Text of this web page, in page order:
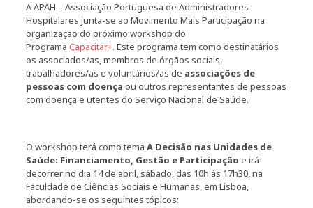
A APAH – Associação Portuguesa de Administradores
Hospitalares junta-se ao Movimento Mais Participação na
organização do próximo workshop do
Programa Capacitar+. Este programa tem como destinatários
os associados/as, membros de órgãos sociais,
trabalhadores/as e voluntários/as de associações de
pessoas com doença ou outros representantes de pessoas
com doença e utentes do Serviço Nacional de Saúde.
O workshop terá como tema A Decisão nas Unidades de
Saúde: Financiamento, Gestão e Participação​ e irá
decorrer no dia 14 de​ abril,​ sábado, das 10h às 17h30, na
Faculdade de Ciências Sociais e Humanas, em Lisboa,
abordando-se os seguintes tópicos: